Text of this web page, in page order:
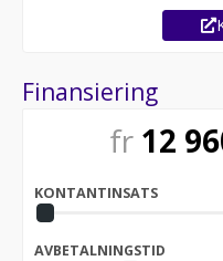
Finansiering
fr 12
KONTANTINSATS
AVBETALNINGSTID